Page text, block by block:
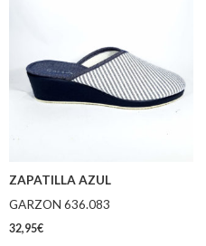
ZAPATILLA AZUL
GARZON 636.083
32,95€